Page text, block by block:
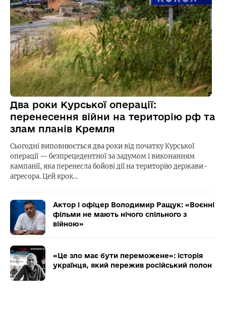
Два роки Курської операції:
перенесення війни на територію рф та
злам планів Кремля
Сьогодні виповнюється два роки від початку Курської
операції — безпрецедентної за задумом і виконанням
кампанії, яка перенесла бойові дії на територію держави-
агресора. Цей крок…
Актор і офіцер Володимир Ращук: «Воєнні
фільми не мають нічого спільного з
війною»
«Це зло має бути переможене»: історія
українця, який пережив російський полон